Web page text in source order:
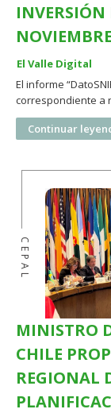
INVERSIÓN
El Valle Digital
El informe
correspondiente a
Continuar
CEPAL
MINISTRO
CHILE
REGIONAL